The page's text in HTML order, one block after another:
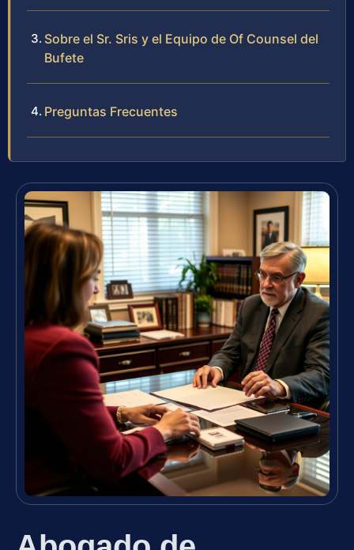
Sobre el Sr. Sris y el Equipo de Of Counsel del
Bufete
Preguntas Frecuentes